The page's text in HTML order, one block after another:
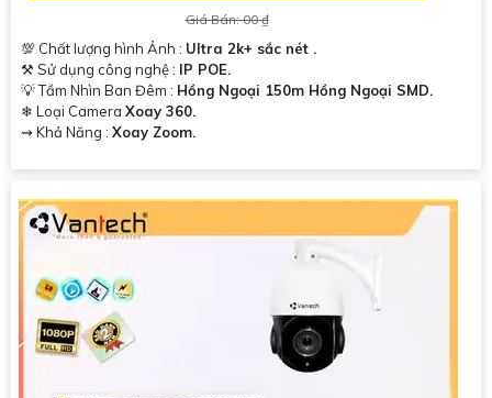
Giá Bán: 00 ₫
💯 Chất lượng hình Ảnh : Ultra 2k+ sắc nét .
⚒ Sử dụng công nghệ : IP POE.
💡 Tầm Nhìn Ban Đêm : Hồng Ngoại 150m Hồng Ngoại SMD.
❄ Loại Camera Xoay 360.
️⇝ Khả Năng : Xoay Zoom.